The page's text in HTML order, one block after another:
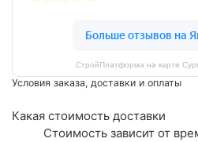
СтройПлатформа на карте
Условия заказа, доставки и оплаты
Какая стоимость доставки
Стоимость зависит от